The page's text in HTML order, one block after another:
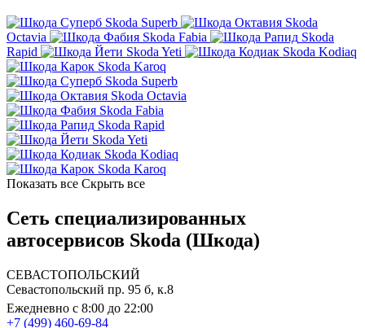
Skoda Superb
Skoda
Octavia
Skoda Fabia
Skoda
Rapid
Skoda Yeti
Skoda Kodiaq
Skoda Karoq
Skoda Superb
Skoda Octavia
Skoda Fabia
Skoda Rapid
Skoda Yeti
Skoda Kodiaq
Skoda Karoq
Показать все Скрыть все
Сеть специализированных
автосервисов Skoda (Шкода)
СЕВАСТОПОЛЬСКИЙ
Севастопольский пр. 95 б, к.8
Ежедневно с 8:00 до 22:00
+7 (499) 460-69-84